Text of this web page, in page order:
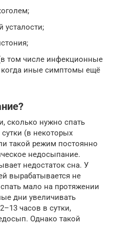
усталости;
том числе инфекционные
когда иные симптомы ещё
сколько нужно спать
(в некоторых
такой режим постоянно
недосыпание.
недостаток сна. У
вырабатывается не
мало на протяжении
дни увеличивать
часов в сутки,
Однако такой